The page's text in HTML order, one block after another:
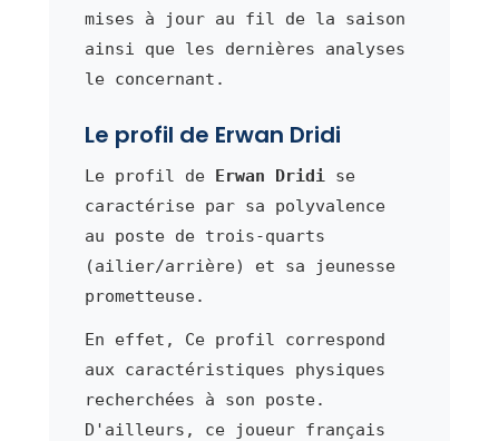
mises à jour au fil de la saison
ainsi que les dernières analyses
le concernant.
Le profil de Erwan Dridi
Le profil de Erwan Dridise
caractérise par sa polyvalence
au poste de trois-quarts
(ailier/arrière) et sa jeunesse
prometteuse.
En effet, Ce profil correspond
aux caractéristiques physiques
recherchées à son poste.
D'ailleurs, ce joueur français